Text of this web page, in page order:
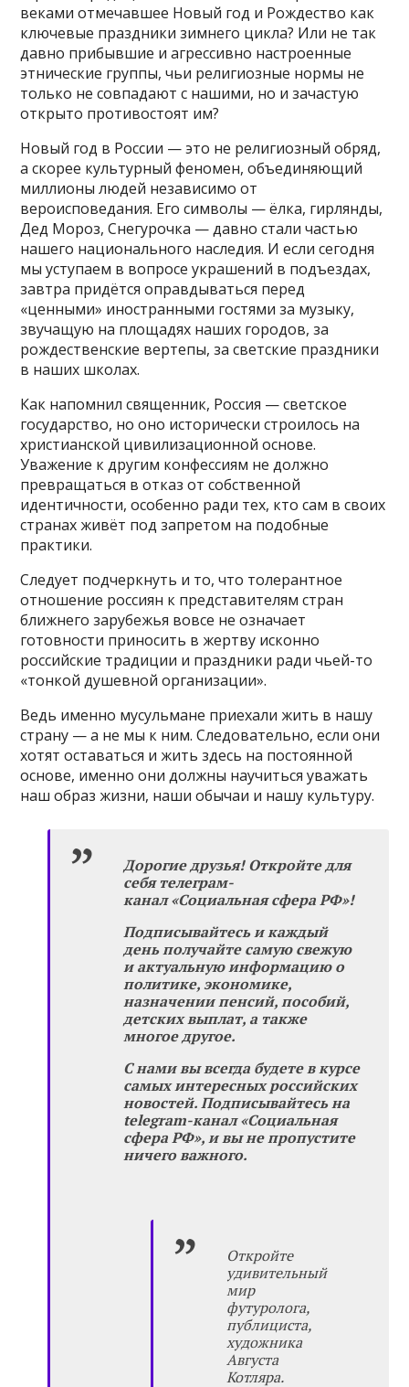
веками отмечавшее Новый год и Рождество как
ключевые праздники зимнего цикла? Или не так
давно прибывшие и агрессивно настроенные
этнические группы, чьи религиозные нормы не
только не совпадают с нашими, но и зачастую
открыто противостоят им?
Новый год в России — это не религиозный обряд,
а скорее культурный феномен, объединяющий
миллионы людей независимо от
вероисповедания. Его символы — ёлка, гирлянды,
Дед Мороз, Снегурочка — давно стали частью
нашего национального наследия. И если сегодня
мы уступаем в вопросе украшений в подъездах,
завтра придётся оправдываться перед
«ценными» иностранными гостями за музыку,
звучащую на площадях наших городов, за
рождественские вертепы, за светские праздники
в наших школах.
Как напомнил священник, Россия — светское
государство, но оно исторически строилось на
христианской цивилизационной основе.
Уважение к другим конфессиям не должно
превращаться в отказ от собственной
идентичности, особенно ради тех, кто сам в своих
странах живёт под запретом на подобные
практики.
Следует подчеркнуть и то, что толерантное
отношение россиян к представителям стран
ближнего зарубежья вовсе не означает
готовности приносить в жертву исконно
российские традиции и праздники ради чьей-то
«тонкой душевной организации».
Ведь именно мусульмане приехали жить в нашу
страну — а не мы к ним. Следовательно, если они
хотят оставаться и жить здесь на постоянной
основе, именно они должны научиться уважать
наш образ жизни, наши обычаи и нашу культуру.
Дорогие друзья! Откройте для
себя телеграм-
канал «Социальная сфера РФ»!
Подписывайтесь и каждый
день получайте самую свежую
и актуальную информацию о
политике, экономике,
назначении пенсий, пособий,
детских выплат, а также
многое другое.
С нами вы всегда будете в курсе
самых интересных российских
новостей. Подписывайтесь на
telegram-канал «Социальная
сфера РФ», и вы не пропустите
ничего важного.
Откройте
удивительный
мир
футуролога,
публициста,
художника
Августа
Котляра.